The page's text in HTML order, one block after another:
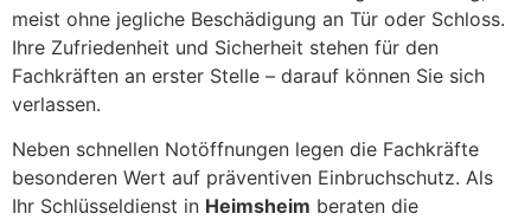
meist ohne jegliche Beschädigung an Tür oder Schloss.
Ihre Zufriedenheit und Sicherheit stehen für den
Fachkräften an erster Stelle – darauf können Sie sich
verlassen.
Neben schnellen Notöffnungen legen die Fachkräfte
besonderen Wert auf präventiven Einbruchschutz. Als
Ihr Schlüsseldienst in Heimsheim beraten die